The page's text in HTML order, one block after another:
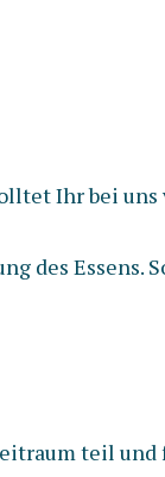
Ihr bei uns
des Essens.
teil und